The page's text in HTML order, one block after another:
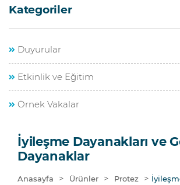
Kategoriler
Duyurular
Etkinlik ve Eğitim
Örnek Vakalar
İyileşme Dayanakları ve
Dayanaklar
Anasayfa > Ürünler > Protez >